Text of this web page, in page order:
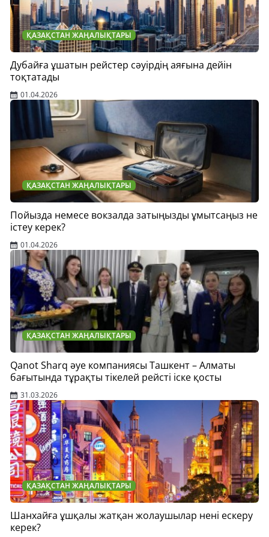
ҚАЗАҚСТАН ЖАҢАЛЫҚТАРЫ
Дубайға ұшатын рейстер сәуірдің аяғына дейін
тоқтатады
01.04.2026
ҚАЗАҚСТАН ЖАҢАЛЫҚТАРЫ
Пойызда немесе вокзалда затыңызды ұмытсаңыз не
істеу керек?
01.04.2026
ҚАЗАҚСТАН ЖАҢАЛЫҚТАРЫ
Qanot Sharq әуе компаниясы Ташкент – Алматы
бағытында тұрақты тікелей рейсті іске қосты
31.03.2026
ҚАЗАҚСТАН ЖАҢАЛЫҚТАРЫ
Шанхайға ұшқалы жатқан жолаушылар нені ескеру
керек?